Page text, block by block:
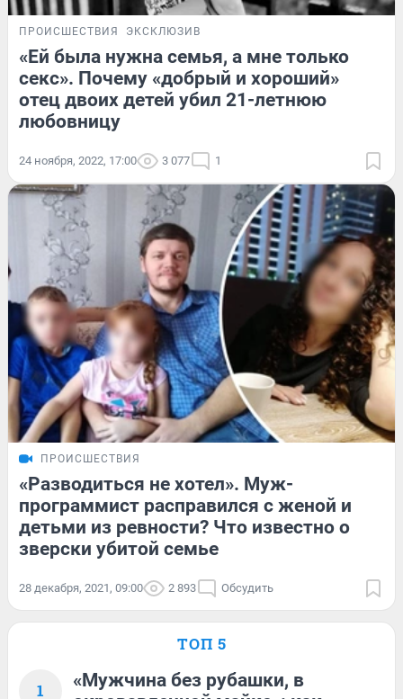
ПРОИСШЕСТВИЯ ЭКСКЛЮЗИВ
«Ей была нужна семья, а мне только
секс». Почему «добрый и хороший»
отец двоих детей убил 21-летнюю
любовницу
24 ноября, 2022, 17:00 3 077 1
ПРОИСШЕСТВИЯ
«Разводиться не хотел». Муж-
программист расправился с женой и
детьми из ревности? Что известно о
зверски убитой семье
28 декабря, 2021, 09:00 2 893 Обсудить
ТОП 5
1
«Мужчина без рубашки, в